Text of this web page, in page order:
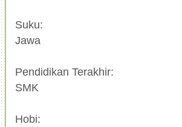
Suku:
Jawa
Pendidikan Terakhir:
SMK
Hobi: